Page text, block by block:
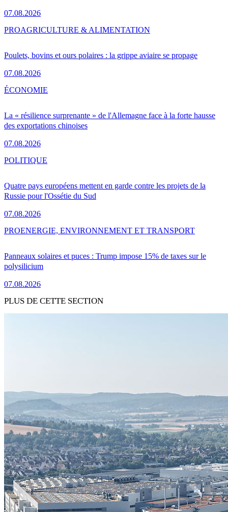
07.08.2026
Poulets, bovins et ours polaires : la grippe aviaire se propage
07.08.2026
PROAGRICULTURE & ALIMENTATION
La « résilience surprenante » de l'Allemagne face à la forte hausse
des exportations chinoises
07.08.2026
ÉCONOMIE
Quatre pays européens mettent en garde contre les projets de la
Russie pour l'Ossétie du Sud
07.08.2026
POLITIQUE
Panneaux solaires et puces : Trump impose 15% de taxes sur le
polysilicium
07.08.2026
PROENERGIE, ENVIRONNEMENT ET TRANSPORT
PLUS DE CETTE SECTION